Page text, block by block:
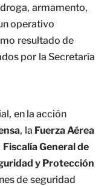
armamento,
operativo
resultado de
por la Secretaría
en la acción
, la Fuerza Aérea
Fiscalía General de
y Protección
de seguridad